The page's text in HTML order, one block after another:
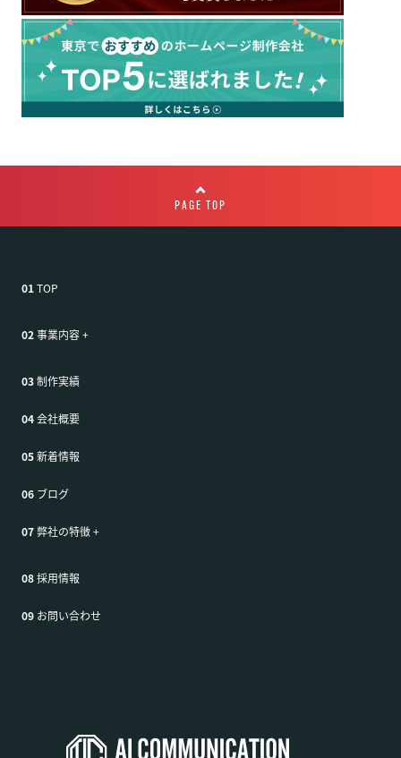
PAGE TOP
01TOP
02事業内容+
03制作実績
04会社概要
05新着情報
06 ブログ
07弊社の特徴+
08採用情報
09 お問い合わせ